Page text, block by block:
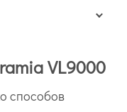
VL9000
способов